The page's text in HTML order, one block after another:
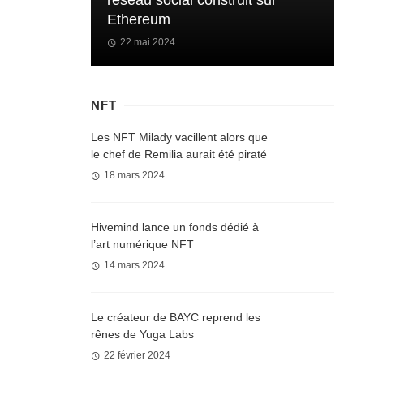
Ethereum
22 mai 2024
NFT
Les NFT Milady vacillent alors que
le chef de Remilia aurait été piraté
18 mars 2024
Hivemind lance un fonds dédié à
l’art numérique NFT
14 mars 2024
Le créateur de BAYC reprend les
rênes de Yuga Labs
22 février 2024